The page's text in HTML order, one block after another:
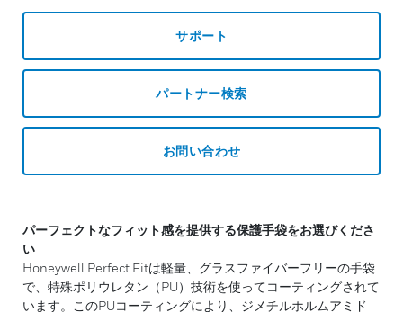
サポート
パートナー検索
お問い合わせ
パーフェクトなフィット感を提供する保護手袋をお選びくださ
い
Honeywell Perfect Fitは軽量、グラスファイバーフリーの手袋
で、特殊ポリウレタン（PU）技術を使ってコーティングされて
います。このPUコーティングにより、ジメチルホルムアミド